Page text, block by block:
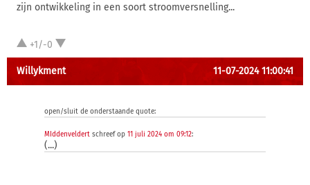
zijn ontwikkeling in een soort stroomversnelling...
+1/-0
Willykment 11-07-2024 11:00:41
open/sluit de onderstaande quote:
MIddenveldert schreef op 11 juli 2024 om 09:12:
(...)